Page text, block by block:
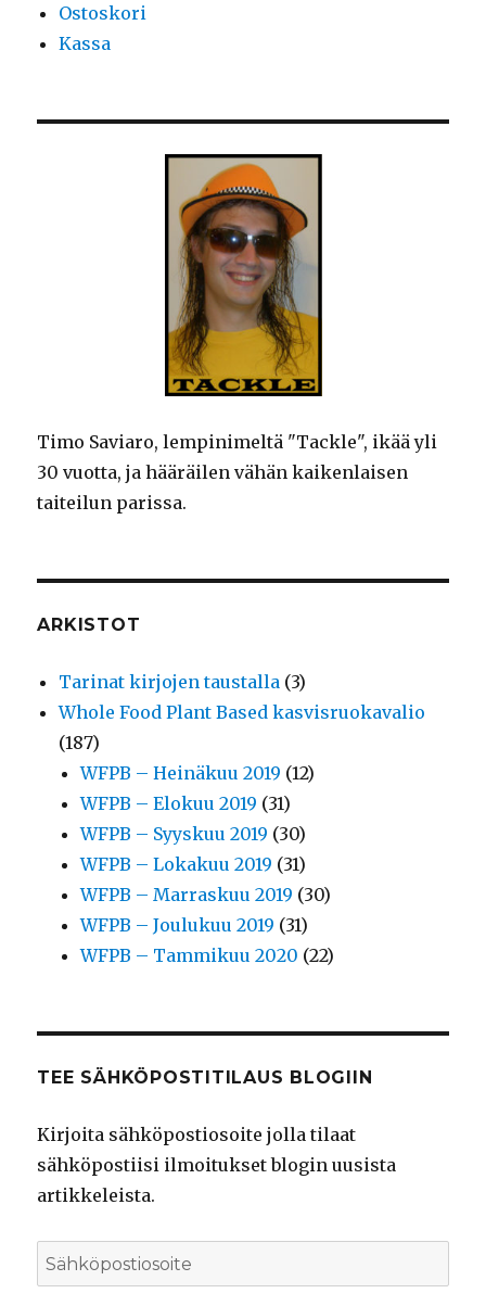
Ostoskori
Kassa
Timo Saviaro, lempinimeltä "Tackle", ikää yli
30 vuotta, ja hääräilen vähän kaikenlaisen
taiteilun parissa.
ARKISTOT
Tarinat kirjojen taustalla (3)
Whole Food Plant Based kasvisruokavalio
(187)
WFPB – Heinäkuu 2019 (12)
WFPB – Elokuu 2019 (31)
WFPB – Syyskuu 2019 (30)
WFPB – Lokakuu 2019 (31)
WFPB – Marraskuu 2019 (30)
WFPB – Joulukuu 2019 (31)
WFPB – Tammikuu 2020 (22)
TEE SÄHKÖPOSTITILAUS BLOGIIN
Kirjoita sähköpostiosoite jolla tilaat
sähköpostiisi ilmoitukset blogin uusista
artikkeleista.
Sähköpostiosoite